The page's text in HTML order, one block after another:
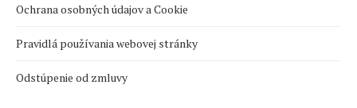
Ochrana osobných údajov a Cookie
Pravidlá používania webovej stránky
Odstúpenie od zmluvy